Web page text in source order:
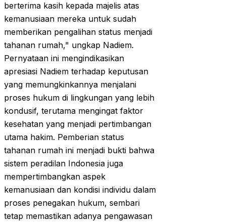
berterima kasih kepada majelis atas
kemanusiaan mereka untuk sudah
memberikan pengalihan status menjadi
tahanan rumah," ungkap Nadiem.
Pernyataan ini mengindikasikan
apresiasi Nadiem terhadap keputusan
yang memungkinkannya menjalani
proses hukum di lingkungan yang lebih
kondusif, terutama mengingat faktor
kesehatan yang menjadi pertimbangan
utama hakim. Pemberian status
tahanan rumah ini menjadi bukti bahwa
sistem peradilan Indonesia juga
mempertimbangkan aspek
kemanusiaan dan kondisi individu dalam
proses penegakan hukum, sembari
tetap memastikan adanya pengawasan